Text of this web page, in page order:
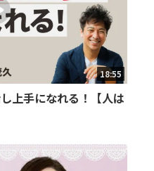
18:55
上手になれる！【人は